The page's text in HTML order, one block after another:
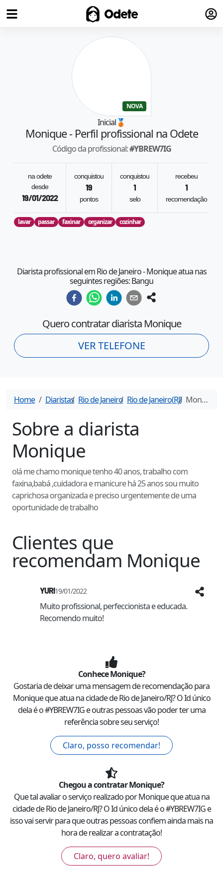
Odete
NOVA
Inicial🥉
Monique- Perfil profissional na Odete
Código da profissional:#YBREW7IG
na odete
desde
19/01/2022
conquistou
19
pontos
conquistou
1
selo
recebeu
1
recomendação
lavar passar faxinar organizar cozinhar
Diarista profissional em Rio de Janeiro - Monique atua nas
seguintes regiões: Bangu
Quero contratar diarista Monique
VER TELEFONE
Home Diaristas Rio de Janeiro Rio de Janeiro(RJ) Monique
Sobre a diarista
Monique
olá me chamo monique tenho 40 anos, trabalho com
faxina,babá ,cuidadora e manicure há 25 anos sou muito
caprichosa organizada e preciso urgentemente de uma
oportunidade de trabalho
Clientes que
recomendam Monique
YURI19/01/2022
Muito profissional, perfeccionista e educada.
Recomendo muito!
ConheceMonique?
Gostaria de deixar uma mensagem de recomendação para
Moniqueque atua na cidade deRio de Janeiro/RJ? O Id único
dela é o #YBREW7IGe outras pessoas vão poder ter uma
referência sobre seu serviço!
Claro, posso recomendar!
Chegou a contratarMonique?
Que tal avaliar o serviço realizado porMoniqueque atua na
cidade deRio de Janeiro/RJ? O Id único dela é o #YBREW7IGe
isso vai servir para que outras pessoas confiem ainda mais na
hora de realizar a contratação!
Claro, quero avaliar!